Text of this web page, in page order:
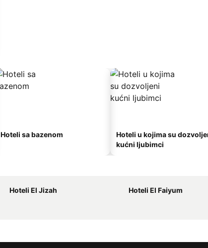
Hoteli sa bazenom
Hoteli u kojima su
kućni ljubimci
Hoteli El Jizah
Hoteli El Faiyum